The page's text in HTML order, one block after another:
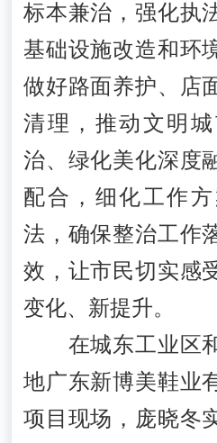
标本兼治，强化执
基础设施改造和环
做好路面养护、店
清理，推动文明
治、绿化美化深度
配合，细化工作
法，确保整治工作
效，让市民切实感
变化、新提升。
在城东工业区和
地广东新博美鞋业
项目现场，庞晓冬